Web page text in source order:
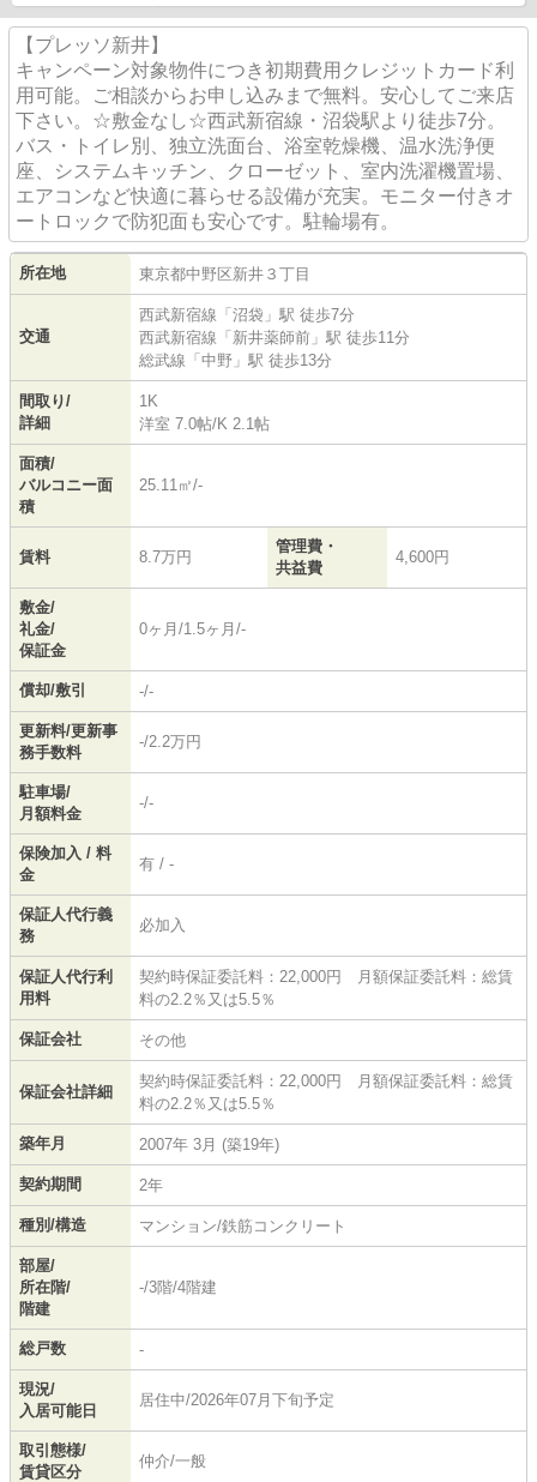
【プレッソ新井】
キャンペーン対象物件につき初期費用クレジットカード利
用可能。ご相談からお申し込みまで無料。安心してご来店
下さい。☆敷金なし☆西武新宿線・沼袋駅より徒歩7分。
バス・トイレ別、独立洗面台、浴室乾燥機、温水洗浄便
座、システムキッチン、クローゼット、室内洗濯機置場、
エアコンなど快適に暮らせる設備が充実。モニター付きオ
ートロックで防犯面も安心です。駐輪場有。
所在地 東京都中野区新井 ３丁目
交通
西武新宿線 「 沼袋 」駅 徒歩7分
西武新宿線 「 新井薬師前 」駅 徒歩11分
総武線 「 中野 」駅 徒歩13分
間取り/
詳細
1K
洋室 7.0帖/K 2.1帖
面積/
バルコニー面
積
25.11㎡/-
賃料 8.7万円
管理費・
共益費
4,600円
敷金/
礼金/
保証金
0ヶ月/1.5ヶ月/-
償却/敷引 -/-
更新料/更新事
務手数料
-/2.2万円
駐車場/
月額料金
-/-
保険加入 / 料
金
有 / -
保証人代行義
務
必加入
保証人代行利
用料
契約時保証委託料：22,000円 月額保証委託料：総賃
料の2.2％又は5.5％
保証会社 その他
保証会社詳細
契約時保証委託料：22,000円 月額保証委託料：総賃
料の2.2％又は5.5％
築年月 2007年 3月 (築19年)
契約期間 2年
種別/構造 マンション/鉄筋コンクリート
部屋/
所在階/
階建
-/3階/4階建
総戸数 -
現況/
入居可能日
居住中/2026年07月下旬予定
取引態様/
賃貸区分
仲介/一般